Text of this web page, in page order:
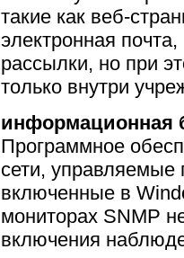
такие как веб-
электронная
рассылки, но при
только внутри
информационная
Программное
сети,
включенные в
мониторах SNMP
включения